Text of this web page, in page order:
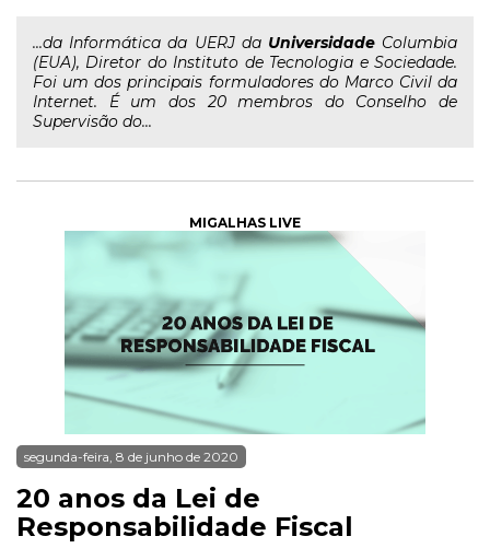
...da Informática da UERJ da UniversidadeColumbia
(EUA), Diretor do Instituto de Tecnologia e Sociedade.
Foi um dos principais formuladores do Marco Civil da
Internet. É um dos 20 membros do Conselho de
Supervisão do...
MIGALHAS LIVE
segunda-feira, 8 de junho de 2020
20 anos da Lei de
Responsabilidade Fiscal